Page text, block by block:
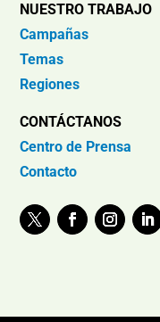
NUESTRO TRABAJO
Campañas
Temas
Regiones
CONTÁCTANOS
Centro de Prensa
Contacto